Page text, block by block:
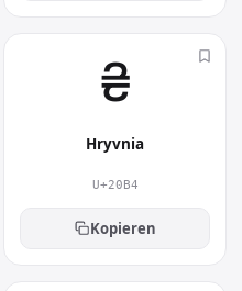
₴︎
Hryvnia
U+20B4
Kopieren